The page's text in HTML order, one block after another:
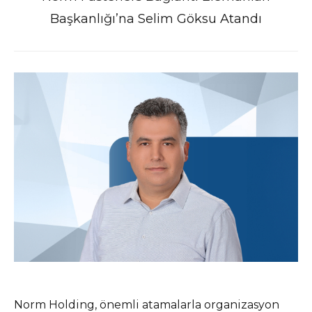
Başkanlığı’na Selim Göksu Atandı
Norm Holding, önemli atamalarla organizasyon